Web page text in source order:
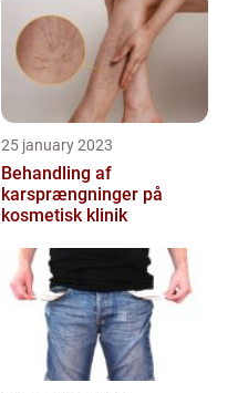
25 january 2023
Behandling af
karsprængninger på
kosmetisk klinik